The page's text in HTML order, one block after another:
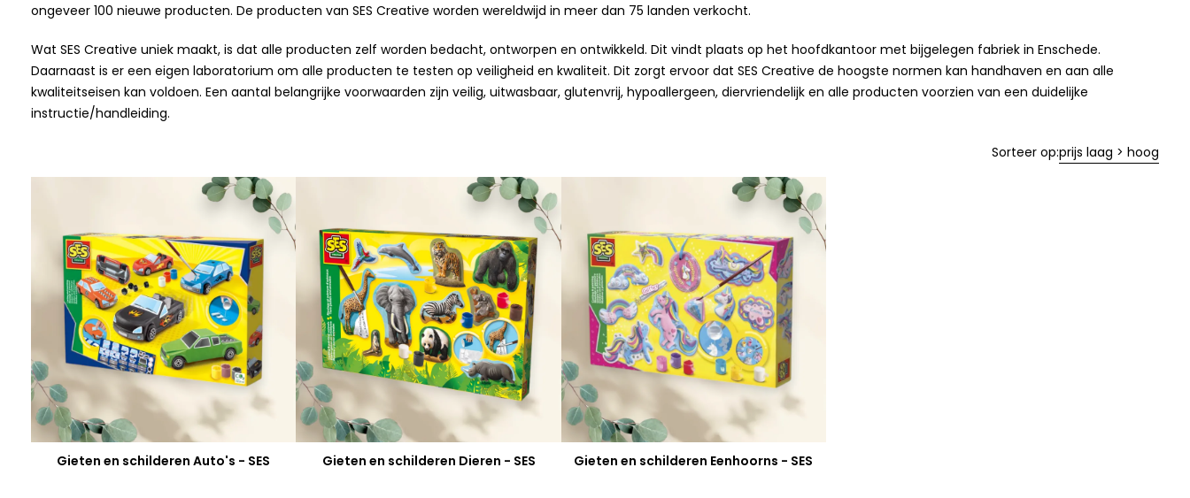
ongeveer 100 nieuwe producten. De producten van SES Creative worden wereldwijd in meer dan 75 landen verkocht.
Wat SES Creative uniek maakt, is dat alle producten zelf worden bedacht, ontworpen en ontwikkeld. Dit vindt plaats op het hoofdkantoor met bijgelegen fabriek in Enschede.
Daarnaast is er een eigen laboratorium om alle producten te testen op veiligheid en kwaliteit. Dit zorgt ervoor dat SES Creative de hoogste normen kan handhaven en aan alle
kwaliteitseisen kan voldoen. Een aantal belangrijke voorwaarden zijn veilig, uitwasbaar, glutenvrij, hypoallergeen, diervriendelijk en alle producten voorzien van een duidelijke
instructie/handleiding.
Sorteer op:prijs laag > hoog
Gieten en schilderen Auto's - SES Gieten en schilderen Dieren - SES Gieten en schilderen Eenhoorns - SES